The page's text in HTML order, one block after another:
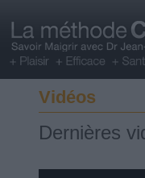
Vidéos
Dernières